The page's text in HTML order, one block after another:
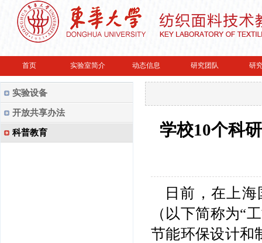
首页 实验室简介 动态信息 研究团队 研
实验设备
开放共享办法
科普教育 学校10个科
日前，在上
（以下简称为“
节能环保设计和